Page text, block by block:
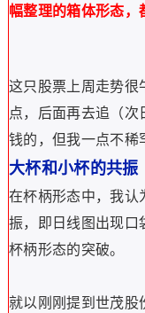
日，10天都没关系！
口袋支点选股，基本
形态不好写，通过写
股票数量不是很多。